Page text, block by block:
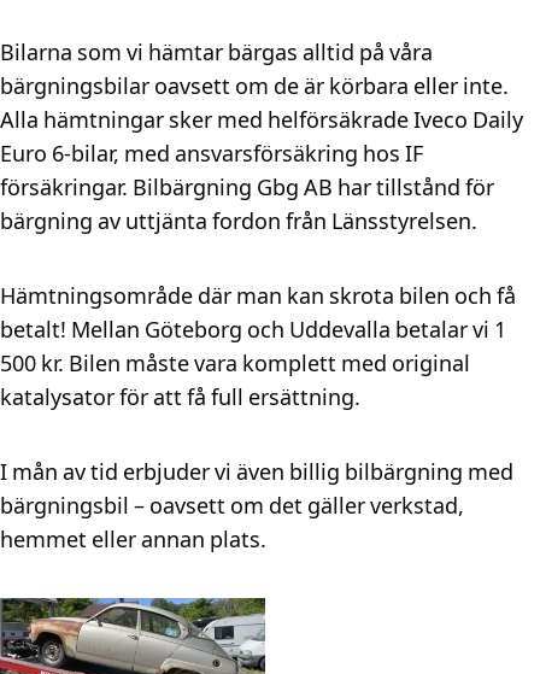
Bilarna som vi hämtar bärgas alltid på våra
bärgningsbilar oavsett om de är körbara eller inte.
Alla hämtningar sker med helförsäkrade Iveco Daily
Euro 6-bilar, med ansvarsförsäkring hos IF
försäkringar. Bilbärgning Gbg AB har tillstånd för
bärgning av uttjänta fordon från Länsstyrelsen.
Hämtningsområde där man kan skrota bilen och få
betalt! Mellan Göteborg och Uddevalla betalar vi 1
500 kr. Bilen måste vara komplett med original
katalysator för att få full ersättning.
I mån av tid erbjuder vi även billig bilbärgning med
bärgningsbil – oavsett om det gäller verkstad,
hemmet eller annan plats.